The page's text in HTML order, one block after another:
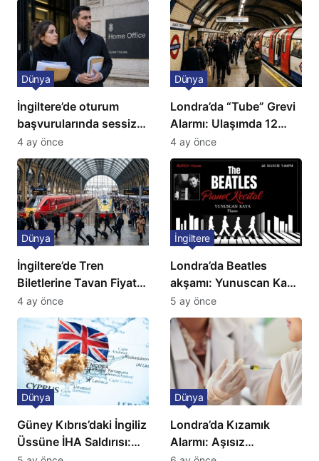
İngiltere’de oturum
başvurularında sessiz
kriz: Büyükelçilikten
açıklama!
Dünya
4 ay önce
Londra’da “Tube” Grevi
Alarmı: Ulaşımda 12
Günlük Kaos Kapıda
Dünya
4 ay önce
İngiltere’de Tren
Biletlerine Tavan Fiyat:
Ulaşımda Yeni
Düzenleme
Dünya
4 ay önce
Londra’da Beatles
akşamı: Yunuscan Kaya
klasik yorumuyla
sahnede
İngiltere
5 ay önce
Güney Kıbrıs’daki İngiliz
Üssüne İHA Saldırısı:
Dünya
Londra’da Kızamık
Alarmı: Aşısız
Dünya